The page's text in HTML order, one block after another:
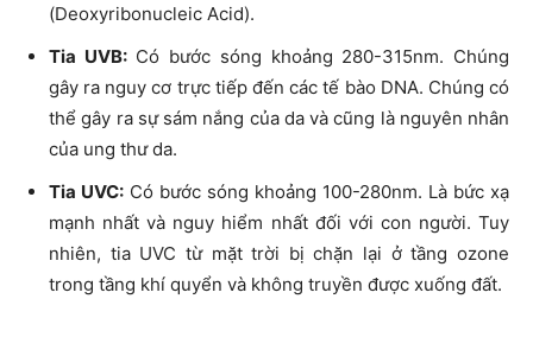
(Deoxyribonucleic Acid).
Tia UVB:Có bước sóng khoảng 280-315nm. Chúng
gây ra nguy cơ trực tiếp đến các tế bào DNA. Chúng có
thể gây ra sự sám nắng của da và cũng là nguyên nhân
của ung thư da.
Tia UVC: Có bước sóng khoảng 100-280nm. Là bức xạ
mạnh nhất và nguy hiểm nhất đối với con người. Tuy
nhiên, tia UVC từ mặt trời bị chặn lại ở tầng ozone
trong tầng khí quyển và không truyền được xuống đất.